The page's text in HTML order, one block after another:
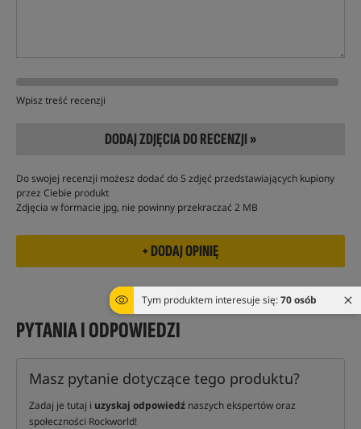
Tym produktem interesuje się:70 osób
Wpisz treść recenzji
DODAJ ZDJĘCIA DO RECENZJI »
Do swojej recenzji możesz dodać do 5 zdjęć przedstawiających kupiony
przez Ciebie produkt
Zdjęcia w formacie jpg, nie powinny przekraczać 2 MB
PYTANIA I ODPOWIEDZI
Masz pytanie dotyczące tego produktu?
Zadaj je tutaj i uzyskaj odpowiedź naszych ekspertów oraz
społeczności Rockworld!